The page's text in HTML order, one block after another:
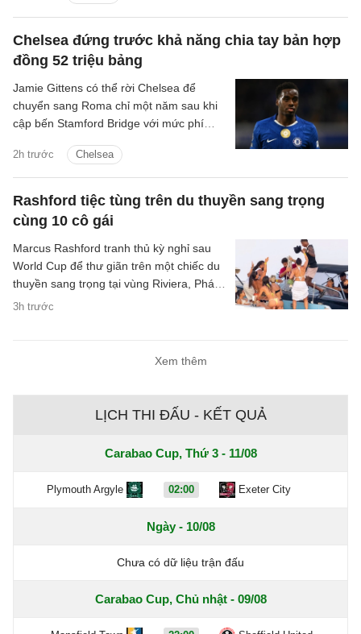
Chelsea đứng trước khả năng chia tay bản hợp
đồng 52 triệu bảng
2h trước Chelsea
Jamie Gittens có thể rời Chelsea để
chuyển sang Roma chỉ một năm sau khi
cập bến Stamford Bridge với mức phí
Rashford tiệc tùng trên du thuyền sang trọng
cùng 10 cô gái
3h trước
Marcus Rashford tranh thủ kỳ nghỉ sau
World Cup để thư giãn trên một chiếc du
thuyền sang trọng tại vùng Riviera, Pháp,
cùng 10 người bạn nữ.
Xem thêm
LỊCH THI ĐẤU - KẾT QUẢ
Carabao Cup, Thứ 3 - 11/08
Plymouth Argyle 02:00 Exeter City
Ngày - 10/08
Chưa có dữ liệu trận đấu
Carabao Cup, Chủ nhật - 09/08